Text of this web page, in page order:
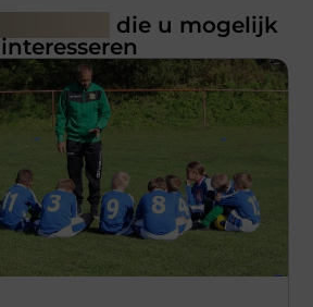
die u mogelijk
interesseren